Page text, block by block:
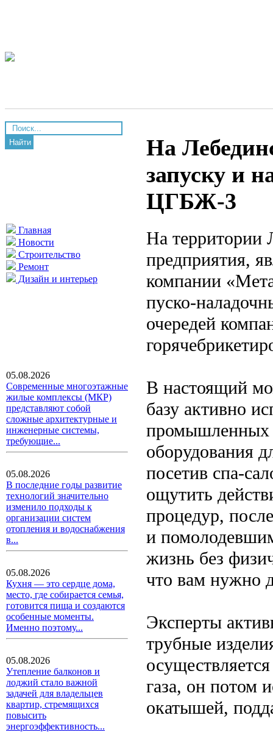
Найти
Главная
Новости
Строительство
Ремонт
Дизайн и интерьер
05.08.2026
Современные многоэтажные
жилые комплексы (МКР)
представляют собой
сложные архитектурные и
инженерные системы,
требующие...
05.08.2026
В последние годы развитие
технологий значительно
изменило подходы к
организации систем
отопления и водоснабжения
в...
05.08.2026
Кухня — это сердце дома,
место, где собирается семья,
готовится пища и создаются
особенные моменты.
Именно поэтому...
05.08.2026
Утепление балконов и
лоджий стало важной
задачей для владельцев
квартир, стремящихся
повысить
энергоэффективность...
На
запуску и
ЦГБЖ-3
На территории
предприятия,
компании
пуско-
очередей
В настоящий
базу активно
промышленных
оборудования
посетив спа-
ощутить
процедур,
и
жизнь без
что вам нужно
Эксперты
трубные
газа, он потом
окатышей,